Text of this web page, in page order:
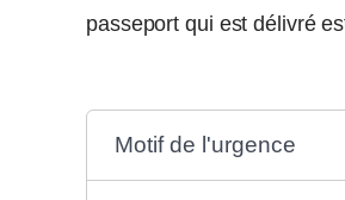
passeport qui est délivré
Motif de l'urgence